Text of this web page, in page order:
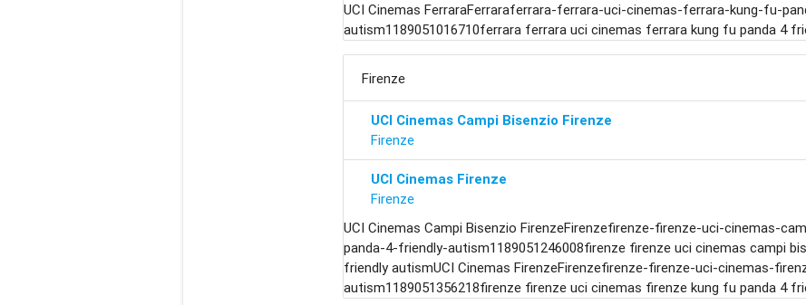
UCI Cinemas FerraraFerraraferrara-ferrara-uci-cinemas-ferrara-kung-fu-
autism1189051016710ferrara ferrara uci cinemas ferrara kung fu panda 4
Firenze
UCI Cinemas Campi Bisenzio Firenze
Firenze
UCI Cinemas Firenze
Firenze
UCI Cinemas Campi Bisenzio FirenzeFirenzefirenze-firenze-uci-cinemas-
panda-4-friendly-autism1189051246008firenze firenze uci cinemas campi
friendly autismUCI Cinemas FirenzeFirenzefirenze-firenze-uci-cinemas-
autism1189051356218firenze firenze uci cinemas firenze kung fu panda 4